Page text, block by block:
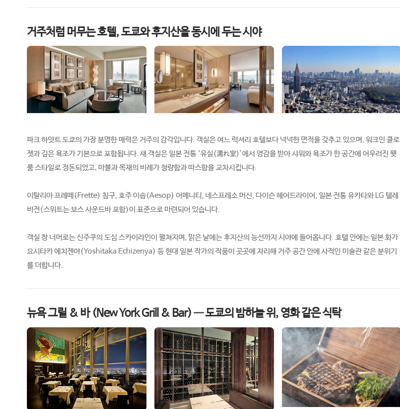
거주처럼 머무는 호텔, 도쿄와 후지산을 동시에 두는 시야
파크 하얏트 도쿄의 가장 분명한 매력은 거주의 감각입니다. 객실은 여느 럭셔리 호텔보다 넉넉한 면적을 갖추고 있으며, 워크인 클로
젯과 깊은 욕조가 기본으로 포함됩니다. 새 객실은 일본 전통 ‘유실(濡れ室)’에서 영감을 받아 샤워와 욕조가 한 공간에 어우러진 웻
룸 스타일로 정돈되었고, 마블과 목재의 비례가 청량함과 따스함을 교차시킵니다.
이탈리아 프레떼(Frette) 침구, 호주 이솝(Aesop) 어메니티, 네스프레소 머신, 다이슨 헤어드라이어, 일본 전통 유카타와 LG 텔레
비전(스위트는 보스 사운드바 포함)이 표준으로 마련되어 있습니다.
객실 창 너머로는 신주쿠의 도심 스카이라인이 펼쳐지며, 맑은 날에는 후지산의 능선까지 시야에 들어옵니다. 호텔 안에는 일본 화가
요시타카 에치젠야(Yoshitaka Echizenya) 등 현대 일본 작가의 작품이 곳곳에 자리해 거주 공간 안에 사적인 미술관 같은 분위기
를 더합니다.
뉴욕 그릴 & 바 (New York Grill & Bar) — 도쿄의 밤하늘 위, 영화 같은 식탁